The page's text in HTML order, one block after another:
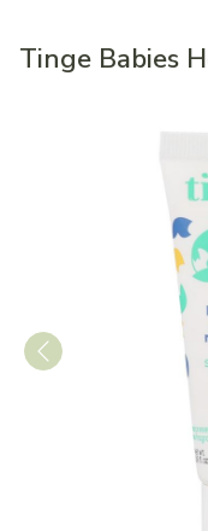
Tinge Babies